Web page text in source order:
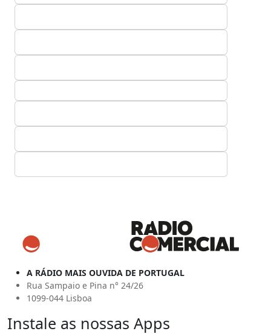
A RÁDIO MAIS OUVIDA DE PORTUGAL
Rua Sampaio e Pina n° 24/26
1099-044 Lisboa
Instale as nossas Apps